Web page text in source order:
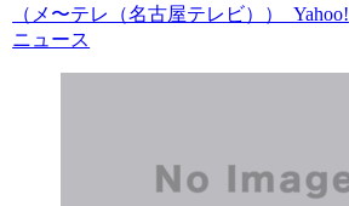
（メ〜テレ（名古屋テレビ）） Yahoo!
ニュース